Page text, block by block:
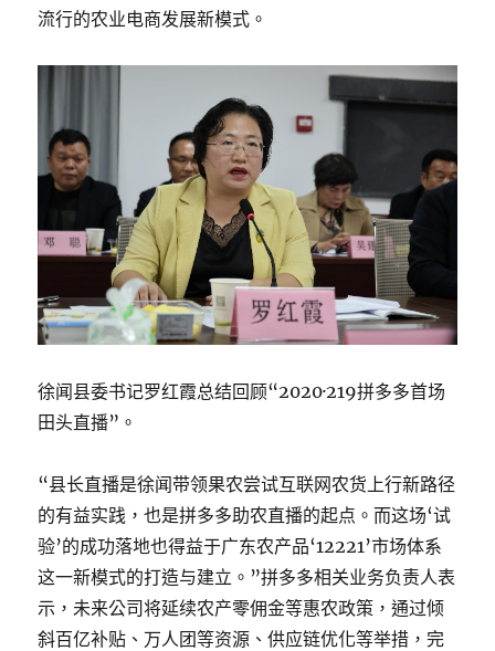
流行的农业电商发展新模式。
徐闻县委书记罗红霞总结回顾“2020·219拼多多首场
田头直播”。
“县长直播是徐闻带领果农尝试互联网农货上行新路径
的有益实践，也是拼多多助农直播的起点。而这场‘试
验’的成功落地也得益于广东农产品‘12221’市场体系
这一新模式的打造与建立。”拼多多相关业务负责人表
示，未来公司将延续农产零佣金等惠农政策，通过倾
斜百亿补贴、万人团等资源、供应链优化等举措，完